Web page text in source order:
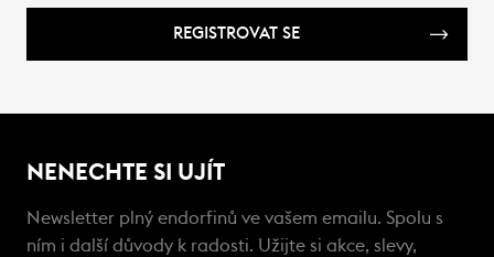
REGISTROVAT SE
NENECHTE SI UJÍT
Newsletter plný endorfinů ve vašem emailu. Spolu s
ním i další důvody k radosti. Užijte si akce, slevy,